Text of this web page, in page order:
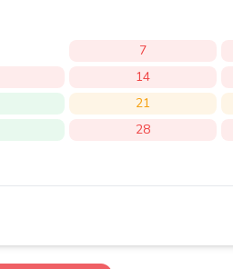
7
14
21
28